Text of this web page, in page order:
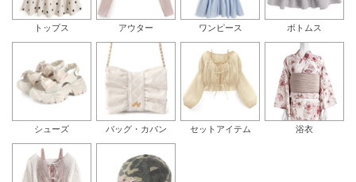
トップス アウター ワンピース ボトムス
シューズ バッグ・カバン セットアイテム 浴衣